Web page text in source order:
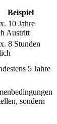
Beispiel
10 Jahre
Austritt
8 Stunden
5 Jahre
sondern